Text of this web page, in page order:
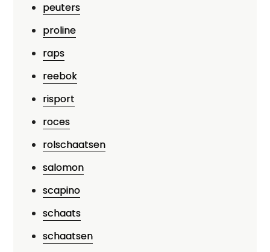
peuters
proline
raps
reebok
risport
roces
rolschaatsen
salomon
scapino
schaats
schaatsen